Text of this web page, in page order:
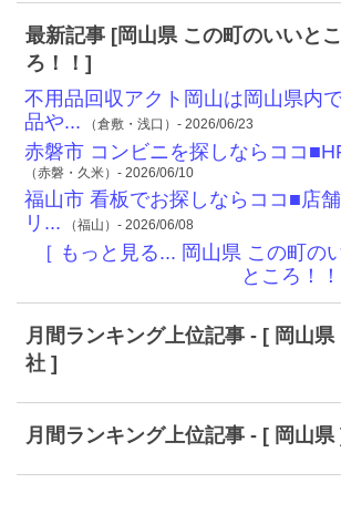
最新記事 [岡山県 この町のいいとこ
ろ！！]
不用品回収アクト岡山は岡山県内
品や... （倉敷・浅口）- 2026/06/23
赤磐市 コンビニを探しならココ
（赤磐・久米）- 2026/06/10
福山市 看板でお探しならココ■店
リ... （福山）- 2026/06/08
［ もっと見る... 岡山県 この町の
ところ！！
月間ランキング上位記事 - [ 岡山
社 ]
月間ランキング上位記事 - [ 岡山県